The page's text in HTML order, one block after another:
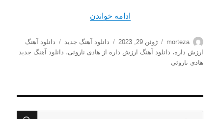
ادامه خواندن
نویسنده
morteza
ارسال
شده
ژوئن 29, 2023 دسته‌ها
دانلود آهنگ جدید برچسب‌ها
دانلود آهنگ
ارزش داره، دانلود آهنگ ارزش داره از هادی ناروئی، دانلود آهنگ جدید
هادی ناروئی